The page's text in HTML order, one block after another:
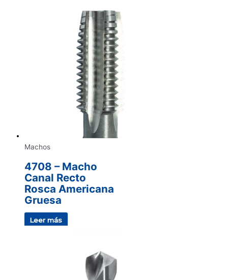
Machos
4708 – Macho
Canal Recto
Rosca Americana
Gruesa
Leer más